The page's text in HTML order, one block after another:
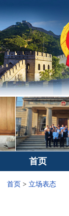
首页
首页 > 立场表态